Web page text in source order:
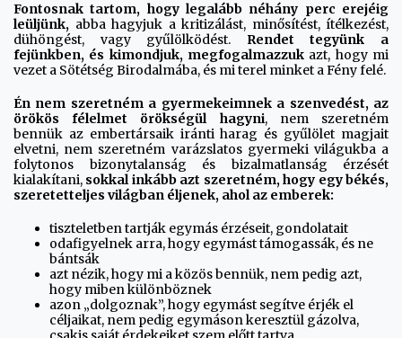
Fontosnak tartom, hogy legalább néhány perc erejéig
leüljünk, abba hagyjuk a kritizálást, minősítést, ítélkezést,
dühöngést, vagy gyűlölködést. Rendet tegyünk a
fejünkben, és kimondjuk, megfogalmazzuk azt, hogy mi
vezet a Sötétség Birodalmába, és mi terel minket a Fény felé.
Én nem szeretném a gyermekeimnek a szenvedést, az
örökös félelmet örökségül hagyni, nem szeretném
bennük az embertársaik iránti harag és gyűlölet magjait
elvetni, nem szeretném varázslatos gyermeki világukba a
folytonos bizonytalanság és bizalmatlanság érzését
kialakítani, sokkal inkább azt szeretném, hogy egy békés,
szeretetteljes világban éljenek, ahol az emberek:
tiszteletben tartják egymás érzéseit, gondolatait
odafigyelnek arra, hogy egymást támogassák, és ne
bántsák
azt nézik, hogy mi a közös bennük, nem pedig azt,
hogy miben különböznek
azon „dolgoznak”, hogy egymást segítve érjék el
céljaikat, nem pedig egymáson keresztül gázolva,